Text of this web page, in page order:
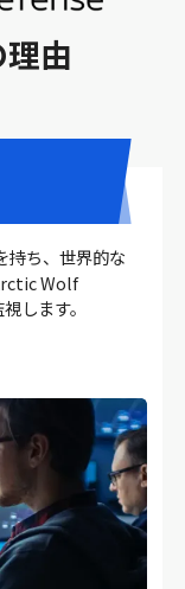
由
持ち、世界的な
Wolf
します。